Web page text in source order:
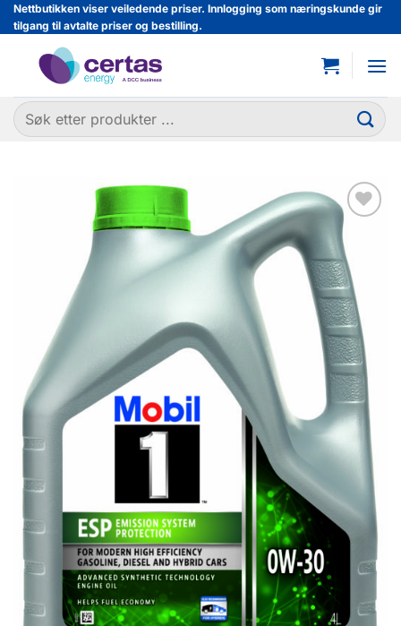
Skip
to
content
Nettbutikken viser veiledende priser. Innlogging som næringskunde gir
tilgang til avtalte priser og bestilling.
Søk
etter:
Legg til
favoritter